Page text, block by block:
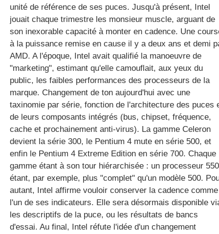
unité de référence de ses puces. Jusqu'à présent, Intel
jouait chaque trimestre les monsieur muscle, arguant de
son inexorable capacité à monter en cadence. Une
à la puissance remise en cause il y a deux ans et demi
AMD. A l'époque, Intel avait qualifié la manoeuvre de
"marketing", estimant qu'elle camouflait, aux yeux du
public, les faibles performances des processeurs de la
marque. Changement de ton aujourd'hui avec une
taxinomie par série, fonction de l'architecture des puces
de leurs composants intégrés (bus, chipset, fréquence,
cache et prochainement anti-virus). La gamme Celeron
devient la série 300, le Pentium 4 mute en série 500, et
enfin le Pentium 4 Extreme Edition en série 700. Chaque
gamme étant à son tour hiérarchisée : un processeur 550
étant, par exemple, plus "complet" qu'un modèle 500.
autant, Intel affirme vouloir conserver la cadence comme
l'un de ses indicateurs. Elle sera désormais disponible
les descriptifs de la puce, ou les résultats de bancs
d'essai. Au final, Intel réfute l'idée d'un changement